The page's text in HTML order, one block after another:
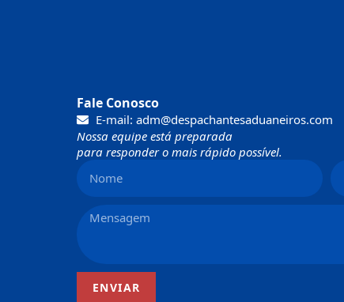
Fale Conosco
E-mail: adm@despachantesaduaneiros.com
Nossa equipe está preparada
para responder o mais rápido possível.
ENVIAR